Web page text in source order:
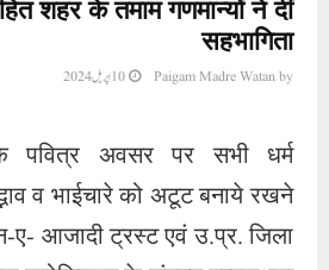
शहर के तमाम गणमान्यों ने दीं
सहभागिता
by
Paigam Madre Watan 10 اپریل 2024
अवसर पर सभी धर्म
व भाईचारे को अटूट बनाये रखने
आजादी ट्रस्ट एवं उ.प्र. जिला